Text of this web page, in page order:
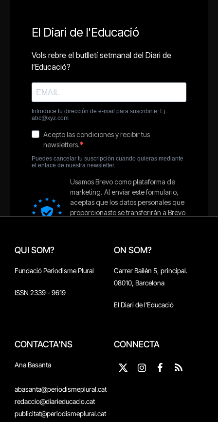
QUI SOM?
Fundació Periodisme Plural
ISSN 2339 - 9619
ON SOM?
Carrer Bailén 5, principal.
08010, Barcelona
El Diari de l'Educació
CONTACTA'NS
Ana Basanta
abasanta@periodismeplural.cat
redaccio@diarieducacio.cat
publicitat@periodismeplural.cat
CONNECTA
X
Instagram
Facebook
RSS